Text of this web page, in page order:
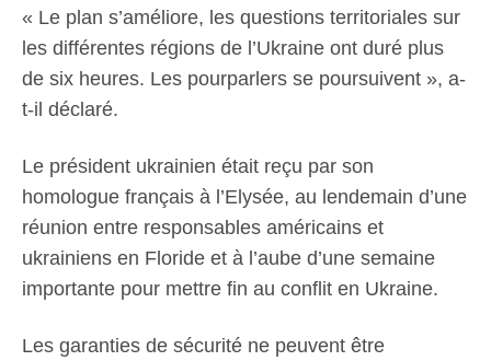
« Le plan s’améliore, les questions territoriales sur
les différentes régions de l’Ukraine ont duré plus
de six heures. Les pourparlers se poursuivent », a-
t-il déclaré.
Le président ukrainien était reçu par son
homologue français à l’Elysée, au lendemain d’une
réunion entre responsables américains et
ukrainiens en Floride et à l’aube d’une semaine
importante pour mettre fin au conflit en Ukraine.
Les garanties de sécurité ne peuvent être